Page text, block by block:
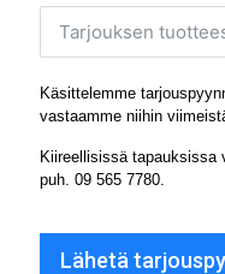
Käsittelemme
vastaamme niihin
Kiireellisissä tapauksissa
puh. 09 565 7780
Lähetä